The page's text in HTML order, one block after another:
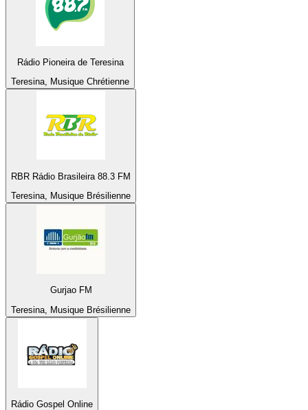
Rádio Pioneira de Teresina
Teresina, Musique Chrétienne
RBR Rádio Brasileira 88.3 FM
Teresina, Musique Brésilienne
Gurjao FM
Teresina, Musique Brésilienne
Rádio Gospel Online